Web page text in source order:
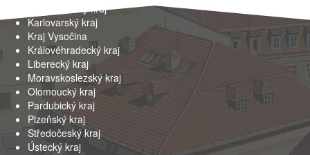
Jihomoravský kraj
Karlovarský kraj
Kraj Vysočina
Královéhradecký kraj
Liberecký kraj
Moravskoslezský kraj
Olomoucký kraj
Pardubický kraj
Plzeňský kraj
Středočeský kraj
Ústecký kraj